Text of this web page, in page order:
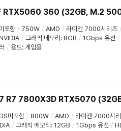
RTX5060 360 (32GB, M.2
포함 / 750W / AMD / 라이젠 7000시리즈 /
/ 그래픽 메모리 : 8GB / 1Gbps 유선 /
/ 용도: 게임용
R7 7800X3D RTX5070
미포함 / 800W / AMD / 라이젠 7000시
/ 그래픽 메모리 : 12GB / 1Gbps 유선 /